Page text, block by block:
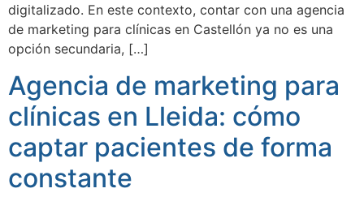
digitalizado. En este contexto, contar con una agencia
de marketing para clínicas en Castellón ya no es una
opción secundaria, […]
Agencia de marketing para
clínicas en Lleida: cómo
captar pacientes de forma
constante